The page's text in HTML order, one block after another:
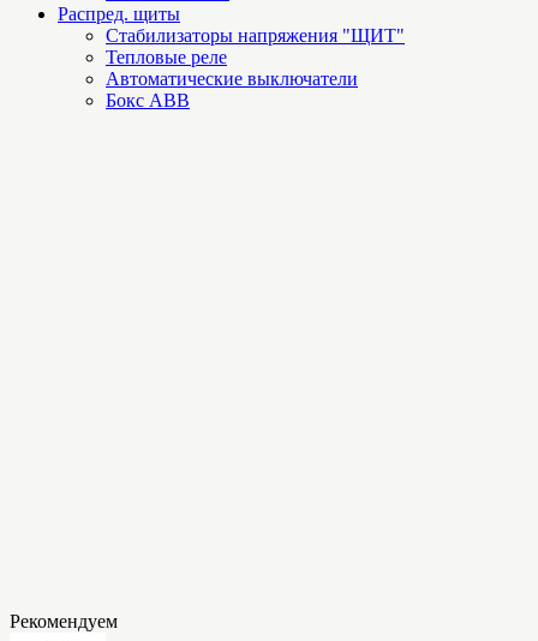
Распред. щиты
Стабилизаторы напряжения "ЩИТ"
Тепловые реле
Автоматические выключатели
Бокс ABB
Рекомендуем